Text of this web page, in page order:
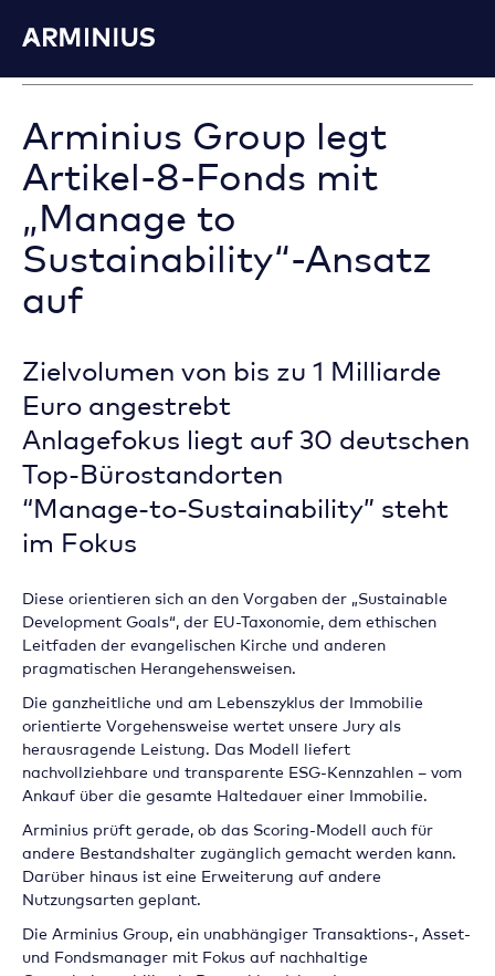
02.11.2022
Arminius Group legt
Artikel-8-Fonds mit
„Manage to
Sustainability“-Ansatz
auf
Zielvolumen von bis zu 1 Milliarde
Euro angestrebt
Anlagefokus liegt auf 30 deutschen
Top-Bürostandorten
“Manage-to-Sustainability” steht
im Fokus
Diese orientieren sich an den Vorgaben der „Sustainable
Development Goals“, der EU-Taxonomie, dem ethischen
Leitfaden der evangelischen Kirche und anderen
pragmatischen Herangehensweisen.
Die ganzheitliche und am Lebenszyklus der Immobilie
orientierte Vorgehensweise wertet unsere Jury als
herausragende Leistung. Das Modell liefert
nachvollziehbare und transparente ESG-Kennzahlen – vom
Ankauf über die gesamte Haltedauer einer Immobilie.
Arminius prüft gerade, ob das Scoring-Modell auch für
andere Bestandshalter zugänglich gemacht werden kann.
Darüber hinaus ist eine Erweiterung auf andere
Nutzungsarten geplant.
Die Arminius Group, ein unabhängiger Transaktions-, Asset-
und Fondsmanager mit Fokus auf nachhaltige